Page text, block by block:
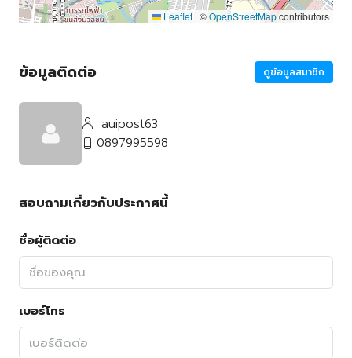
Leaflet | ©OpenStreetMapcontributors
ข้อมูลติดต่อ ดูข้อมูลสมาชิก
auipost63
0897995598
สอบถามเกี่ยวกับประกาศนี้
ชื่อผู้ติดต่อ
เบอร์โทร